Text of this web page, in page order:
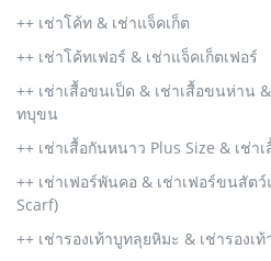
++ เช่าโค้ท & เช่าแจ็คเก็ต
++ เช่าโค้ทเฟอร์ & เช่าแจ็คเก็ตเฟอร์
++ เช่าเสื้อขนเป็ด & เช่าเสื้อขนห่าน
ทบุขน
++ เช่าเสื้อกันหนาว Plus Size & เช่า
++ เช่าเฟอร์พันคอ & เช่าเฟอร์ขนสัต
Scarf)
++ เช่ารองเท้าบูทลุยหิมะ & เช่ารองเ